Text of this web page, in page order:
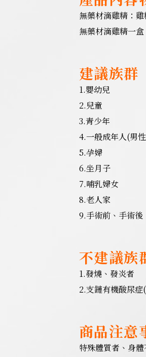
無藥材滴雞精：雞
無藥材滴雞精一
建議族群
1.嬰幼兒
2.兒童
3.青少年
4.一般成年人(男
5.孕婦
6.坐月子
7.哺乳婦女
8.老人家
9.手術前、手術後
不建議族
1.發燒、發炎者
2.支鏈有機酸尿
商品注意
特殊體質者、身